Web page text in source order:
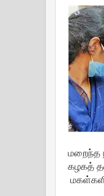
மறைந்த
கழகத்